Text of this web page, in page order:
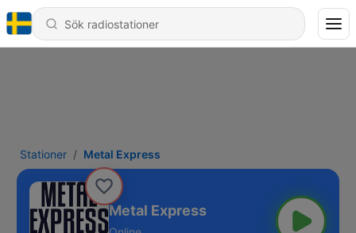
Stationer Metal Express
Metal Express